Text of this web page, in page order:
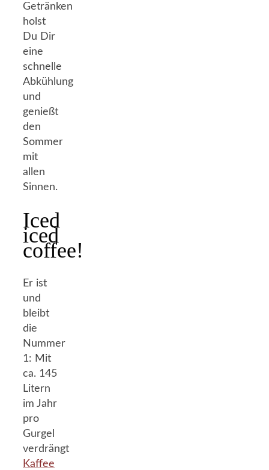
Getränken
holst
Du Dir
eine
schnelle
Abkühlung
und
genießt
den
Sommer
mit
allen
Sinnen.
Iced
iced
coffee!
Er ist
und
bleibt
die
Nummer
1: Mit
ca. 145
Litern
im Jahr
pro
Gurgel
verdrängt
Kaffee